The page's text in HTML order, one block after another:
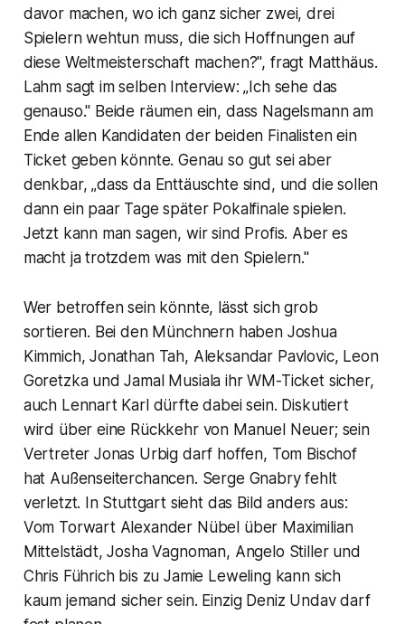
davor machen, wo ich ganz sicher zwei, drei
Spielern wehtun muss, die sich Hoffnungen auf
diese Weltmeisterschaft machen?", fragt Matthäus.
Lahm sagt im selben Interview: „Ich sehe das
genauso." Beide räumen ein, dass Nagelsmann am
Ende allen Kandidaten der beiden Finalisten ein
Ticket geben könnte. Genau so gut sei aber
denkbar, „dass da Enttäuschte sind, und die sollen
dann ein paar Tage später Pokalfinale spielen.
Jetzt kann man sagen, wir sind Profis. Aber es
macht ja trotzdem was mit den Spielern."
Wer betroffen sein könnte, lässt sich grob
sortieren. Bei den Münchnern haben Joshua
Kimmich, Jonathan Tah, Aleksandar Pavlovic, Leon
Goretzka und Jamal Musiala ihr WM-Ticket sicher,
auch Lennart Karl dürfte dabei sein. Diskutiert
wird über eine Rückkehr von Manuel Neuer; sein
Vertreter Jonas Urbig darf hoffen, Tom Bischof
hat Außenseiterchancen. Serge Gnabry fehlt
verletzt. In Stuttgart sieht das Bild anders aus:
Vom Torwart Alexander Nübel über Maximilian
Mittelstädt, Josha Vagnoman, Angelo Stiller und
Chris Führich bis zu Jamie Leweling kann sich
kaum jemand sicher sein. Einzig Deniz Undav darf